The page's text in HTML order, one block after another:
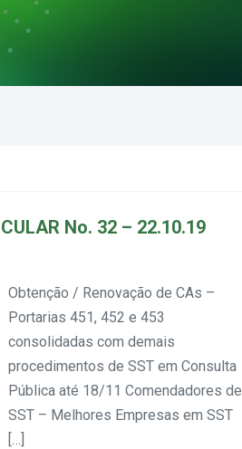
No. 32 – 22.10.19
Obtenção / Renovação de CAs –
Portarias 451, 452 e 453
consolidadas com demais
procedimentos de SST em Consulta
Pública até 18/11 Comendadores de
SST – Melhores Empresas em SST
[…]